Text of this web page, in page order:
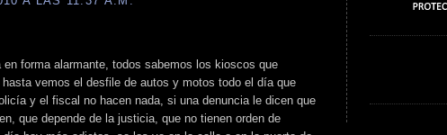
en forma alarmante, todos sabemos los kioscos que
vemos el desfile de autos y motos todo el día que
y el fiscal no hacen nada, si una denuncia le dicen que
que depende de la justicia, que no tienen orden de